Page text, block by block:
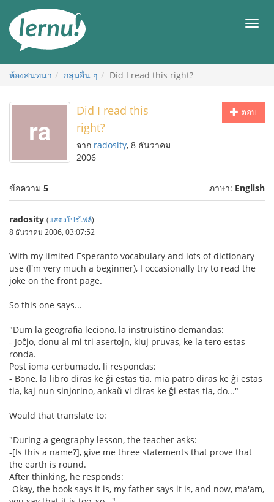
สารบัญ
เมนู
ห้องสนทนา กลุ่มอื่น ๆ Did I read this right?
ตอบ
Did I read this
right?
จาก radosity, 8 ธันวาคม
2006
ข้อความ 5 ภาษา: English
radosity (แสดงโปรไฟล์)
8 ธันวาคม 2006, 03:07:52
With my limited Esperanto vocabulary and lots of dictionary
use (I'm very much a beginner), I occasionally try to read the
joke on the front page.
So this one says...
"Dum la geografia leciono, la instruistino demandas:
- Joĉjo, donu al mi tri asertojn, kiuj pruvas, ke la tero estas
ronda.
Post ioma cerbumado, li respondas:
- Bone, la libro diras ke ĝi estas tia, mia patro diras ke ĝi estas
tia, kaj nun sinjorino, ankaŭ vi diras ke ĝi estas tia, do..."
Would that translate to:
"During a geography lesson, the teacher asks:
-[Is this a name?], give me three statements that prove that
the earth is round.
After thinking, he responds:
-Okay, the book says it is, my father says it is, and now, ma'am,